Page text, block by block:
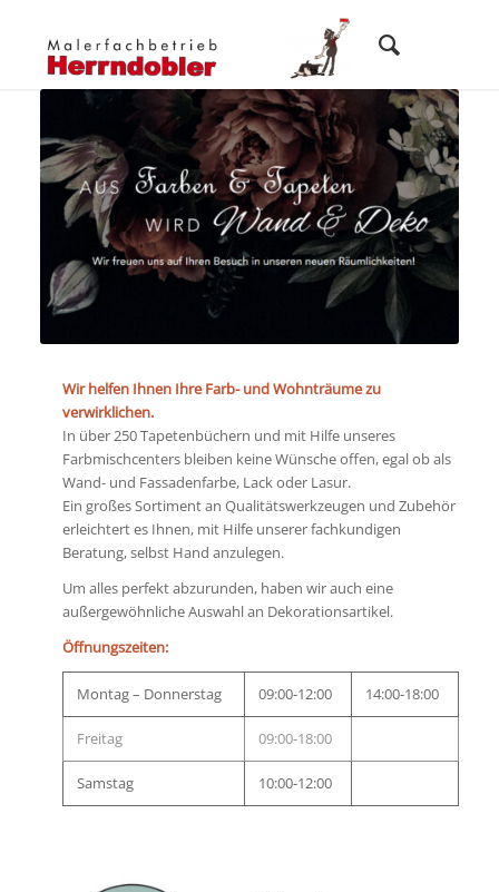
Wir helfen Ihnen Ihre Farb- und Wohnträume zu
verwirklichen.
In über 250 Tapetenbüchern und mit Hilfe unseres
Farbmischcenters bleiben keine Wünsche offen, egal ob als
Wand- und Fassadenfarbe, Lack oder Lasur.
Ein großes Sortiment an Qualitätswerkzeugen und Zubehör
erleichtert es Ihnen, mit Hilfe unserer fachkundigen
Beratung, selbst Hand anzulegen.
Um alles perfekt abzurunden, haben wir auch eine
außergewöhnliche Auswahl an Dekorationsartikel.
Öffnungszeiten:
Montag – Donnerstag 09:00-12:00 14:00-18:00
Freitag 09:00-18:00
Samstag 10:00-12:00